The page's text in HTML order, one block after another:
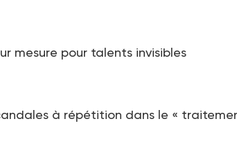
mesure pour talents invisibles
à répétition dans le «